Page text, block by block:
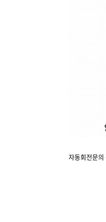
자동회전문의